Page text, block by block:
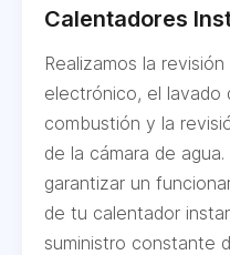
Calentadores
Realizamos la
electrónico, el lavado
combustión y la
de la cámara de
garantizar un
de tu calentador
suministro constante